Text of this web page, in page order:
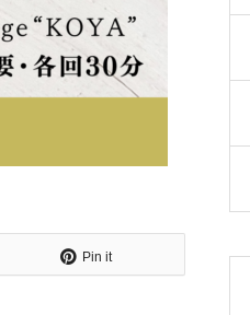
ト】花期のオリーブ畑
う！
Pin it